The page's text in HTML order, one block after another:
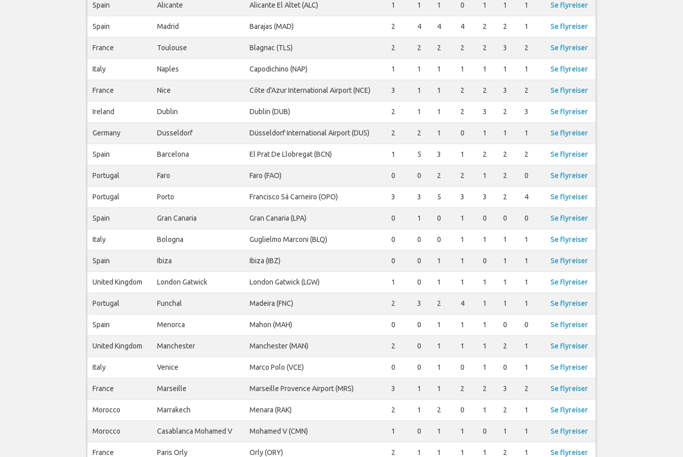
Spain Alicante Alicante El Altet (ALC) 1 1 1 0 1 1 1 Se flyreiser
Spain Madrid Barajas (MAD) 2 4 4 4 2 2 1 Se flyreiser
France Toulouse Blagnac (TLS) 2 2 2 2 2 3 2 Se flyreiser
Italy Naples Capodichino (NAP) 1 1 1 1 1 1 1 Se flyreiser
France Nice Côte d'Azur International Airport (NCE) 3 1 1 2 2 3 2 Se flyreiser
Ireland Dublin Dublin (DUB) 2 1 1 2 3 2 3 Se flyreiser
Germany Dusseldorf Düsseldorf International Airport (DUS) 2 2 1 0 1 1 1 Se flyreiser
Spain Barcelona El Prat De Llobregat (BCN) 1 5 3 1 2 2 2 Se flyreiser
Portugal Faro Faro (FAO) 0 0 2 2 1 2 0 Se flyreiser
Portugal Porto Francisco Sá Carneiro (OPO) 3 3 5 3 3 2 4 Se flyreiser
Spain Gran Canaria Gran Canaria (LPA) 0 1 0 1 0 0 0 Se flyreiser
Italy Bologna Guglielmo Marconi (BLQ) 0 0 0 1 1 1 1 Se flyreiser
Spain Ibiza Ibiza (IBZ) 0 0 1 1 0 1 1 Se flyreiser
United Kingdom London Gatwick London Gatwick (LGW) 1 0 1 1 1 1 1 Se flyreiser
Portugal Funchal Madeira (FNC) 2 3 2 4 1 1 1 Se flyreiser
Spain Menorca Mahon (MAH) 0 0 1 1 1 0 0 Se flyreiser
United Kingdom Manchester Manchester (MAN) 2 0 1 1 1 2 1 Se flyreiser
Italy Venice Marco Polo (VCE) 0 0 1 0 1 0 1 Se flyreiser
France Marseille Marseille Provence Airport (MRS) 3 1 1 2 2 3 2 Se flyreiser
Morocco Marrakech Menara (RAK) 2 1 2 0 1 2 1 Se flyreiser
Morocco Casablanca Mohamed V Mohamed V (CMN) 1 0 1 1 0 1 1 Se flyreiser
France Paris Orly Orly (ORY) 2 1 1 1 1 2 1 Se flyreiser